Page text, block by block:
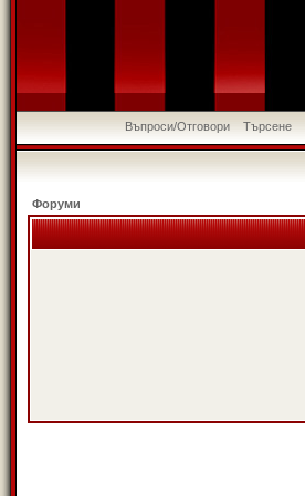
Въпроси/Отговори Търсене
Форуми